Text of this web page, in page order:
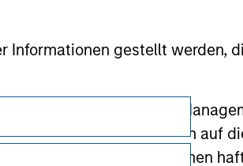
Informationen gestellt werden,
Stanley Investment
ausgelassen, das sich auf
verbundenen Unternehmen